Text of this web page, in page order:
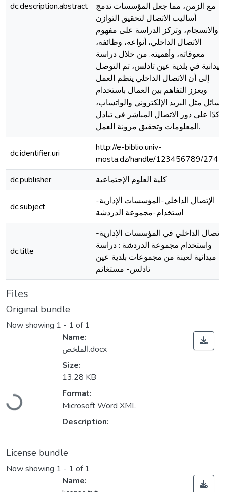
dc.description.abstract
مع الزمن، مما جعل المؤسسات تدمج
أساليب الاتصال لتحقيق التوازن
والانسجام، وتركز الدراسة على مفهوم
الاتصال الداخلي، أنواعه، وظائفه،
معوقاته، وأهميته. من خلال دراسة
ميدانية في بلدية عين تادلس، تم التوصل
إلى أن الاتصال الداخلي ينظم العمل
ويعزز التفاهم بين العمال باستخدام
وسائل مثل البريد الإلكتروني والواتساب،
على دور الاتصال المباشر في تبادل
المعلومات وتحقيق مرونة العمل.
dc.identifier.uri
http://e-biblio.univ-
mosta.dz/handle/123456789/
dc.publisher
كلية العلوم الإجتماعية
dc.subject
الإتصال الداخلي-المؤسسات الإدارية-
استخدام-مجموعة الدردشة
dc.title
-الإتصال الداخلي في المؤسسات الإدارية
واستخدام مجموعة الدردشة : دراسة
ميدانية لعينة من مجموعات بلدية عين
تادلس- مستغانم
Files
Original bundle
Now showing 1 - 1 of 1
Loading...
Name:
الملخص.docx
Size:
13.28 KB
Format:
Microsoft Word XML
Description:
License bundle
Now showing 1 - 1 of 1
Name: